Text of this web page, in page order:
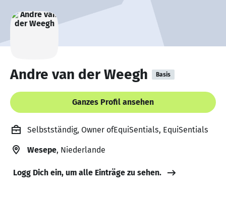
Andre van der Weegh Basis
Ganzes Profil ansehen
Selbstständig, Owner ofEquiSentials, EquiSentials
Wesepe, Niederlande
Logg Dich ein, um alle Einträge zu sehen.